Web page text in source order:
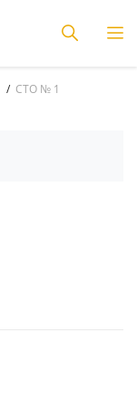
СТО № 1